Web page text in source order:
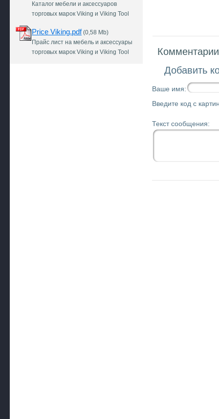
Каталог мебели и аксессуаров
торговых марок Viking и Viking Tool
Price Viking.pdf(0,58 Mb)
Прайс лист на мебель и аксессуары
торговых марок Viking и Viking Tool
Добавить
Ваше имя:
Введите код с
Текст сообщения: